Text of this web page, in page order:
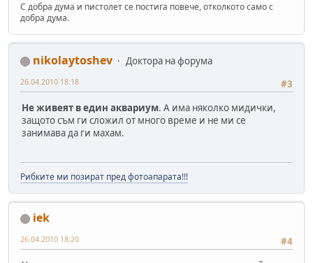
С добра дума и пистолет се постига повече, отколкото само с
добра дума.
nikolaytoshev
Доктора на форума
#3
26.04.2010 18:18
Не живеят в един аквариум. А има няколко мидички,
защото съм ги сложил от много време и не ми се
занимава да ги махам.
Рибките ми позират пред фотоапарата!!!
iek
#4
26.04.2010 18:20